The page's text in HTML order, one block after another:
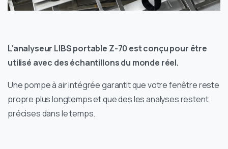
L’analyseur LIBS portable Z-70 est conçu pour être
utilisé avec des échantillons du monde réel.
Une pompe à air intégrée garantit que votre fenêtre reste
propre plus longtemps et que des les analyses restent
précises dans le temps.